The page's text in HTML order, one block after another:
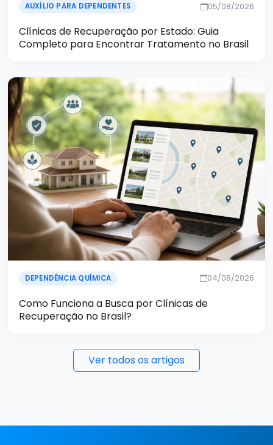
AUXÍLIO PARA DEPENDENTES 05/08/2026
Clínicas de Recuperação por Estado: Guia
Completo para Encontrar Tratamento no Brasil
DEPENDÊNCIA QUÍMICA 04/08/2026
Como Funciona a Busca por Clínicas de
Recuperação no Brasil?
Ver todos os artigos